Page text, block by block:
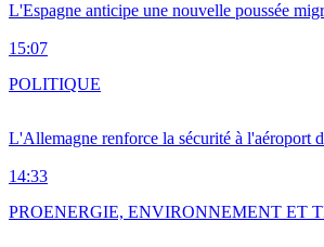
L'Espagne anticipe une nouvelle poussée
15:07
L'Allemagne renforce la sécurité à l'aéroport
14:33
POLITIQUE
PROENERGIE, ENVIRONNEMENT ET